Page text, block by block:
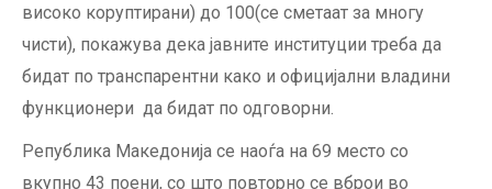
високо коруптирани) до 100(се сметаат за многу
чисти), покажува дека јавните институции треба да
бидат по транспарентни како и официјални владини
функционери да бидат по одговорни.
Република Македонија се наоѓа на 69 место со
вкупно 43 поени, со што повторно се вброи во